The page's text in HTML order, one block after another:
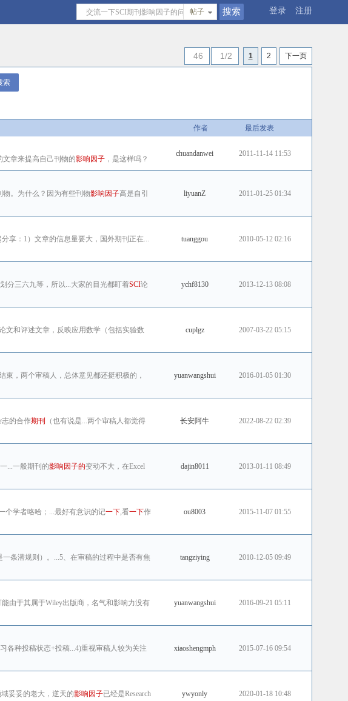
登录 注册
帖子
46 1/2 1 2 下一页
作者 最后发表
章来提高自己刊物的影响因子，是这样吗？
chuandanwei 2011-11-14 11:53
。为什么？因为有些刊物影响因子高是自引
liyuanZ 2011-01-25 01:34
享：1）文章的信息量要大，国外期刊正在...
tuanggou 2010-05-12 02:16
分三六九等，所以...大家的目光都盯着SCI论
ychf8130 2013-12-13 08:08
文和评述文章，反映应用数学（包括实验数
cuplgz 2007-03-22 05:15
束，两个审稿人，总体意见都还挺积极的，
yuanwangshui 2016-01-05 01:30
志的合作期刊
（也有说是...两个审稿人都觉得
长安阿牛 2022-08-22 02:39
...一般期刊的影响因子的变动不大，在Excel
dajin8011 2013-01-11 08:49
个学者咯哈；...最好有意识的记一下,看一下作
ou8003 2015-11-07 01:55
条潜规则）。...5、在审稿的过程中是否有焦
tangziying 2010-12-05 09:49
由于其属于Wiley出版商，名气和影响力没有
yuanwangshui 2016-09-21 05:11
各种投稿状态+投稿...4)重视审稿人较为关注
xiaoshengmph 2015-07-16 09:54
域妥妥的老大，逆天的影响因子已经是Research
ywyonly 2020-01-18 10:48